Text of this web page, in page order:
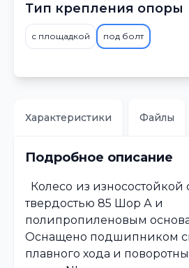
Тип крепления опоры
с площадкой под болт
Характеристики Файлы
Подробное описание
Колесо из
твердостью 85 Шор А и
полипропиленовым
Оснащено подшипником
плавного хода и